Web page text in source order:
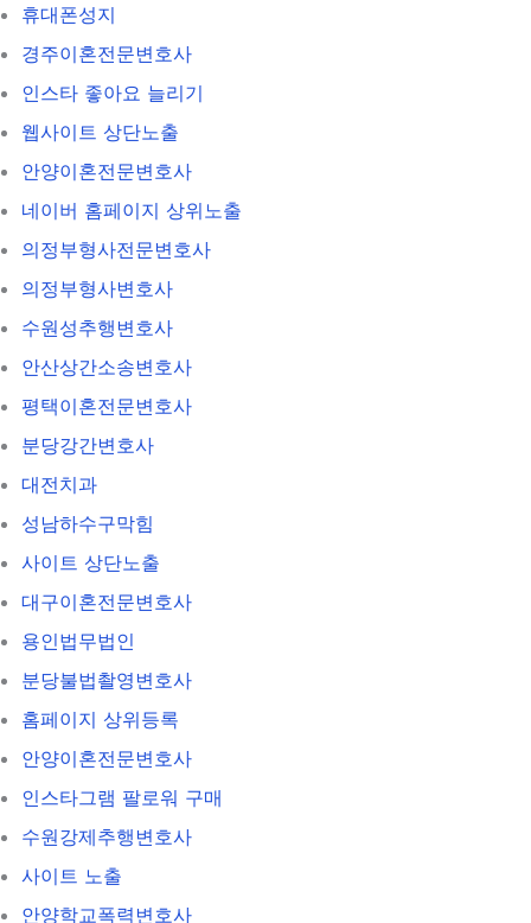
휴대폰성지
경주이혼전문변호사
인스타 좋아요 늘리기
웹사이트 상단노출
안양이혼전문변호사
네이버 홈페이지 상위노출
의정부형사전문변호사
의정부형사변호사
수원성추행변호사
안산상간소송변호사
평택이혼전문변호사
분당강간변호사
대전치과
성남하수구막힘
사이트 상단노출
대구이혼전문변호사
용인법무법인
분당불법촬영변호사
홈페이지 상위등록
안양이혼전문변호사
인스타그램 팔로워 구매
수원강제추행변호사
사이트 노출
안양학교폭력변호사